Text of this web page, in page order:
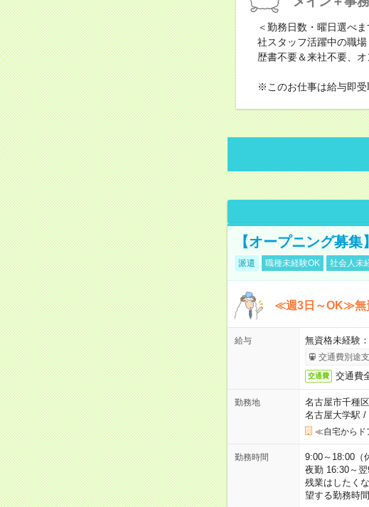
＜勤務日数・曜日選べ
社スタッフ活躍中の職
歴書不要＆来社不要、
※このお仕事は給与即受
【オープニング募
派遣 職種未経験OK 社会人未
≪週3日～OK≫無
給与 無資格未経験
交通費別途
交通費 交通費
勤務地
名古屋市千種区
名古屋大学駅 /
≪自宅からド
勤務時間
9:00～18:00（
夜勤 16:30～
残業はしたく
望する勤務時